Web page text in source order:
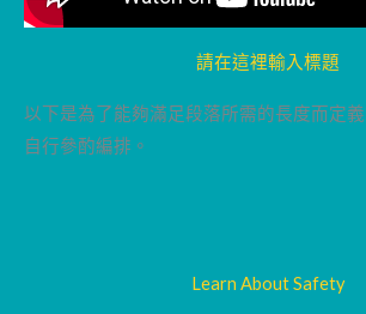
請在這裡輸入標題
以下是為了能夠滿足段落所需的長度而定
自行參酌編排。
Learn About Safety